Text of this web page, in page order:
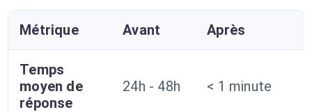
Métrique Avant Après
Temps
moyen de
réponse
24h - 48h < 1 minute